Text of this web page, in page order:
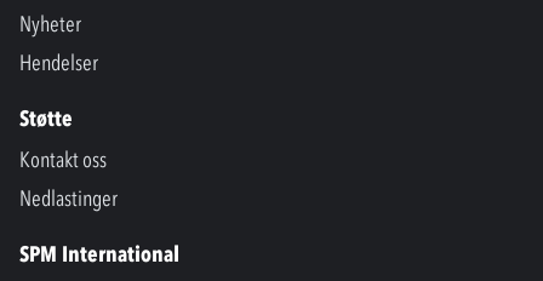
Nyheter
Hendelser
Støtte
Kontakt oss
Nedlastinger
SPM International